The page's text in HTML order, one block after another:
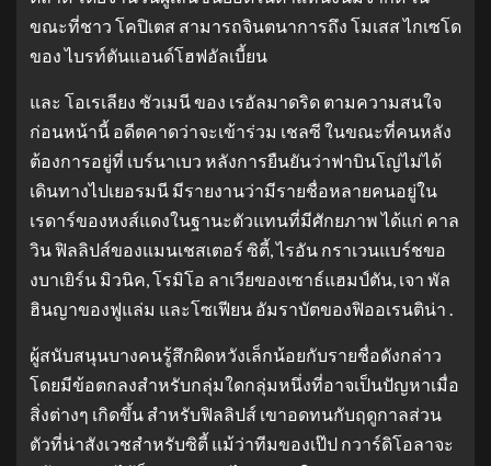
ขณะที่ชาว โคปิเตส สามารถจินตนาการถึง โมเสส ไกเซโด
ของ ไบรท์ตันแอนด์โฮฟอัลเบี้ยน
และ โอเรเลียง ชัวเมนี ของ เรอัลมาดริด ตามความสนใจ
ก่อนหน้านี้ อดีตคาดว่าจะเข้าร่วม เชลซี ในขณะที่คนหลัง
ต้องการอยู่ที่ เบร์นาเบว หลังการยืนยันว่าฟาบินโญ่ไม่ได้
เดินทางไปเยอรมนี มีรายงานว่ามีรายชื่อหลายคนอยู่ใน
เรดาร์ของหงส์แดงในฐานะตัวแทนที่มีศักยภาพ ได้แก่ คาล
วิน ฟิลลิปส์ของแมนเชสเตอร์ ซิตี้, ไรอัน กราเวนแบร์ชขอ
งบาเยิร์น มิวนิค, โรมิโอ ลาเวียของเซาธ์แฮมป์ตัน, เจา พัล
ฮินญาของฟูแล่ม และโซเฟียน อัมราบัตของฟิออเรนติน่า .
ผู้สนับสนุนบางคนรู้สึกผิดหวังเล็กน้อยกับรายชื่อดังกล่าว
โดยมีข้อตกลงสำหรับกลุ่มใดกลุ่มหนึ่งที่อาจเป็นปัญหาเมื่อ
สิ่งต่างๆ เกิดขึ้น สำหรับฟิลลิปส์ เขาอดทนกับฤดูกาลส่วน
ตัวที่น่าสังเวชสำหรับซิตี้ แม้ว่าทีมของเป๊ป กวาร์ดิโอลาจะ